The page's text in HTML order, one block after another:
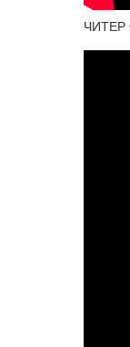
ЧИТЕР